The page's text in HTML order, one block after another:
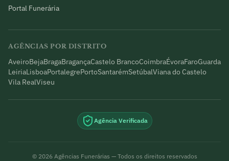
Portal Funerária
AGÊNCIAS POR DISTRITO
AveiroBejaBragaBragançaCastelo BrancoCoimbraÉvoraFaroGuarda
LeiriaLisboaPortalegrePortoSantarémSetúbalViana do Castelo
Vila RealViseu
Agência Verificada
© 2026Agências Funerárias — Todos os direitos reservados